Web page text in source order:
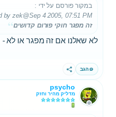
במקור פורסם על ידי :
by zek@Sep 4 2005, 07:51 PM
זה מפגר חוקי פורום קדושים
לא שאלנו אם זה מפגר או לא -
הגב שתף
psycho
מדליק מהיר וחזק